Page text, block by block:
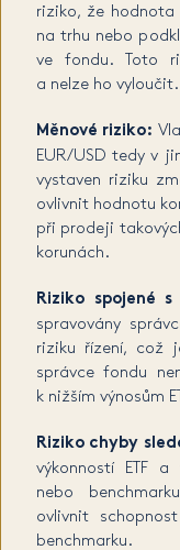
riziko, že hodnota
na trhu nebo
ve fondu. Toto
a nelze ho vyloučit.
Měnové riziko:
EUR/USD tedy v
vystaven riziku
ovlivnit hodnotu
při prodeji
korunách.
Riziko spojené s
spravovány
riziku řízení, což
správce fondu
k nižším výnosům
Riziko chyby
výkonností ETF a
nebo
ovlivnit
benchmarku.